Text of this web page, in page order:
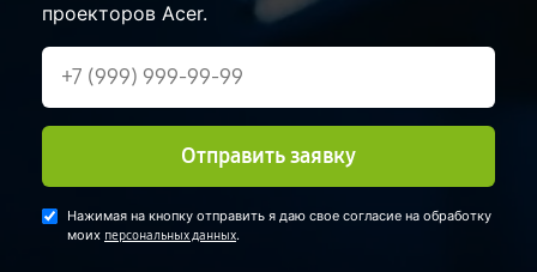
проекторов Acer.
Отправить заявку
Нажимая на кнопку отправить я даю свое согласие на обработку
моих персональных данных.